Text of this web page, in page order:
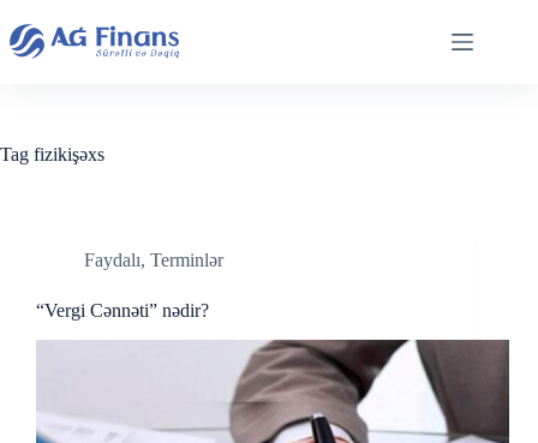
to
content
Tag fizikişəxs
Faydalı, Terminlər
“Vergi Cənnəti” nədir?